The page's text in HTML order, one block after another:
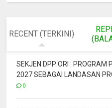
RECENT (TERKINI)
SEKJEN DPP ORI : PROGRAM
2027 SEBAGAI LANDASAN
0